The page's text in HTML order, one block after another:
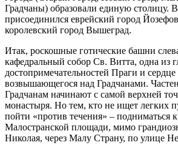
Градчаны) образовали единую столицу.
присоединился еврейский город
королевский город Вышеград.
Итак, роскошные готические башни
кафедральный собор Св. Витта, одна из
достопримечательностей Праги и
возвышающегося над Градчанами.
Градчанам начинают с самой верхней
монастыря. Но тем, кто не ищет легких
пойти «против течения» – подниматься
Малостранской площади, мимо
Николая, через Малу Страну, по улице